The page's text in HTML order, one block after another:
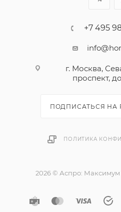
+7 495
г. Москва,
проспект,
ПОДПИСАТЬСЯ НА
ПОЛИТИКА
2026 © Аспро: Максимум